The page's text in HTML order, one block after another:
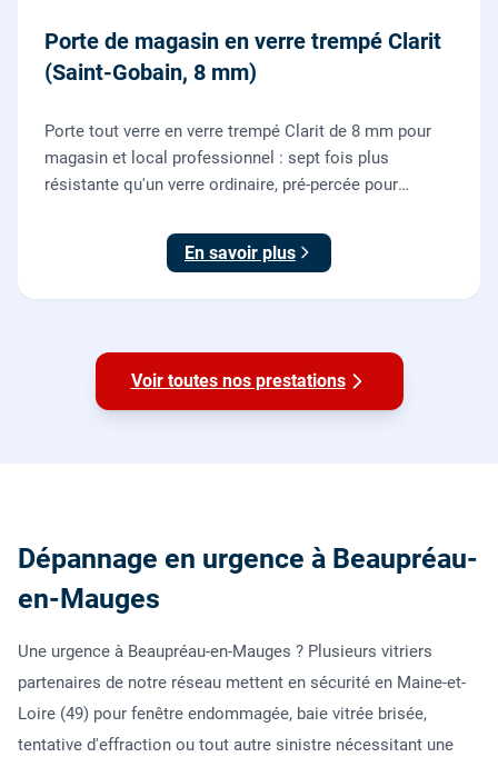
Porte de magasin en verre trempé Clarit
(Saint-Gobain, 8 mm)
Porte tout verre en verre trempé Clarit de 8 mm pour
magasin et local professionnel : sept fois plus
résistante qu'un verre ordinaire, pré-percée pour
avec sa quincaillerie (pivots, serrure, poignée).
En savoir plus
Voir toutes nos prestations
Dépannage en urgence à Beaupréau-
en-Mauges
Une urgence à Beaupréau-en-Mauges ? Plusieurs vitriers
partenaires de notre réseau mettent en sécurité en Maine-et-
Loire (49) pour fenêtre endommagée, baie vitrée brisée,
tentative d'effraction ou tout autre sinistre nécessitant une